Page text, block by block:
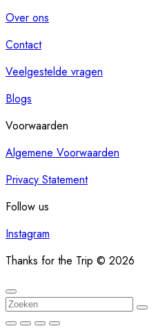
Over ons
Contact
Veelgestelde vragen
Blogs
Voorwaarden
Algemene Voorwaarden
Privacy Statement
Follow us
Instagram
Thanks for the Trip © 2026